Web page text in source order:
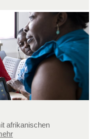
afrikanischen